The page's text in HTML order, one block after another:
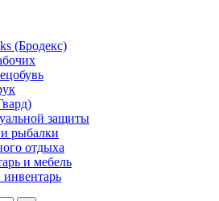
(Бродекс)
защиты
рыбалки
отдыха
и мебель